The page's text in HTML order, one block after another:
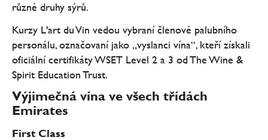
různé druhy sýrů.
Kurzy L'art du Vin vedou vybraní členové palubního
personálu, označovaní jako „vyslanci vína“, kteří získali
oficiální certifikáty WSET Level 2 a 3 od The Wine &
Spirit Education Trust.
Výjimečná vína ve všech třídách
Emirates
First Class